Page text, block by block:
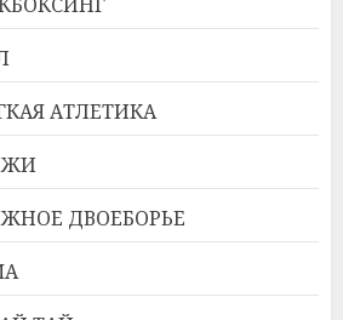
АТЛЕТИКА
ДВОЕБОРЬЕ